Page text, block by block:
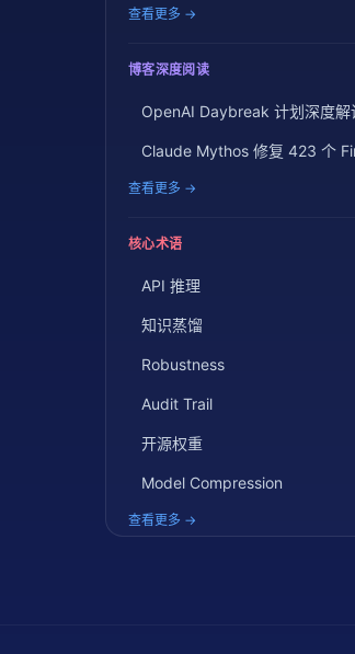
查看更多 →
博客深度阅读
OpenAI Daybreak 计划深度
Claude Mythos 修复 423 个
查看更多 →
核心术语
API 推理
知识蒸馏
Robustness
Audit Trail
开源权重
Model Compression
查看更多 →